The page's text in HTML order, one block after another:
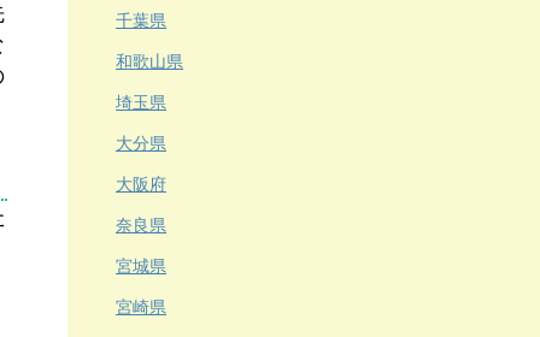
千葉県
和歌山県
埼玉県
大分県
大阪府
奈良県
宮城県
宮崎県